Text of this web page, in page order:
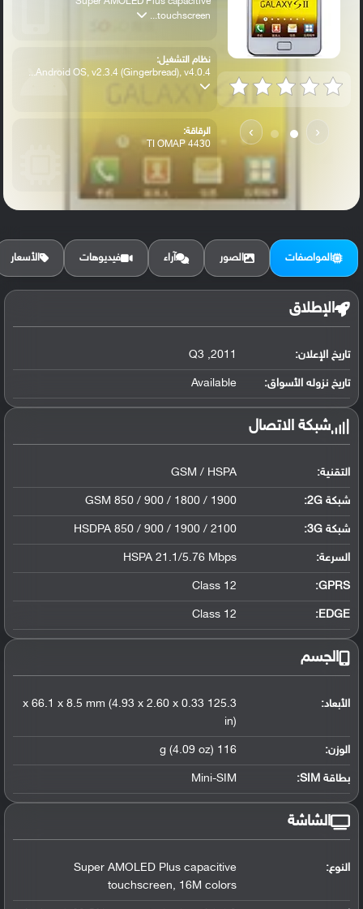
‹
›
touchscreen...
نظام التشغيل:
Android OS, v2.3.4 (Gingerbread), v4.0.4...
الرقاقة:
TI OMAP 4430
الرام / التخزين:
المواصفات الصور آراء فيديوهات الأسعار
الإطلاق
تاريخ الإعلان: 2011, Q3
تاريخ نزوله الأسواق: Available
شبكة الاتصال
التقنية: GSM / HSPA
شبكة 2G: GSM 850 / 900 / 1800 / 1900
شبكة 3G :
HSDPA 850 / 900 / 1900 / 2100
السرعة: HSPA 21.1/5.76 Mbps
GPRS:
Class 12
EDGE:
Class 12
الجسم
الأبعاد:
125.3 x 66.1 x 8.5 mm (4.93 x 2.60 x 0.33
in)
الوزن: 116 g (4.09 oz)
بطاقة SIM: Mini-SIM
الشاشة
النوع:
Super AMOLED Plus capacitive
touchscreen, 16M colors